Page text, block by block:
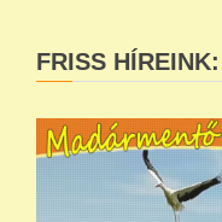
FRISS HÍREINK: